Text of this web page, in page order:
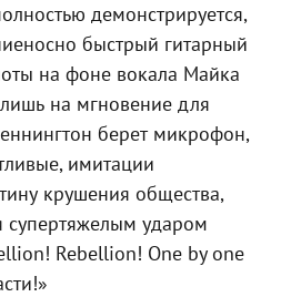
демонстрируется,
быстрый гитарный
на фоне вокала Майка
на мгновение для
берет микрофон,
имитации
крушения общества,
супертяжелым ударом
Rebellion! One by one